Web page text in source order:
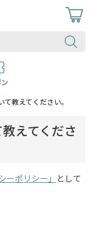
教えてください。
えてくださ
ーポリシー」 として